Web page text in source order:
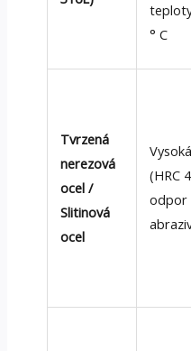
° C
Tvrzená
nerezová
ocel /
Slitinová
ocel
(HRC
odpor